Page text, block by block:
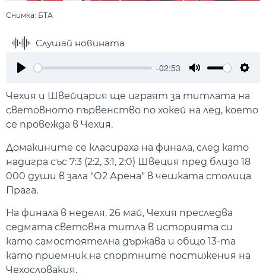
Снимка: БТА
Слушай новината
-02:53
Чехия и Швейцария ще играят за титлата на
световното първенство по хокей на лед, което
се провежда в Чехия.
Домакините се класираха на финала, след като
надигра със 7:3 (2:2, 3:1, 2:0) Швеция пред близо 18
000 души в зала "О2 Арена" в чешката столица
Прага.
На финала в неделя, 26 май, Чехия преследва
седмата световна титла в историята си
като самостоятелна държава и общо 13-та
като приемник на спортните постижения на
Чехословакия.